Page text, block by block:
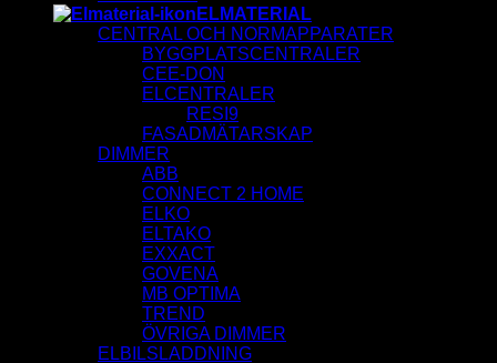
ELMATERIAL
CENTRAL OCH NORMAPPARATER
BYGGPLATSCENTRALER
CEE-DON
ELCENTRALER
RESI9
FASADMÄTARSKAP
DIMMER
ABB
CONNECT 2 HOME
ELKO
ELTAKO
EXXACT
GOVENA
MB OPTIMA
TREND
ÖVRIGA DIMMER
ELBILSLADDNING